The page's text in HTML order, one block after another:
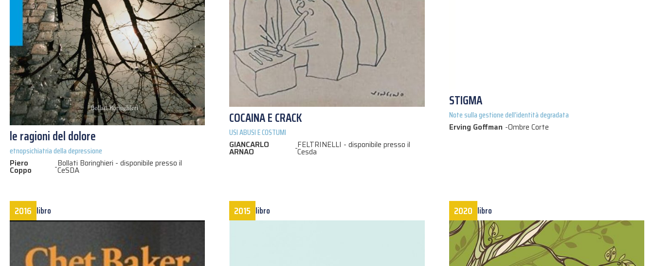
le ragioni del dolore
etnopsichiatria della depressione
Piero
Coppo -Bollati Boringhieri - disponibile presso il
CeSDA
COCAINA E CRACK
USI ABUSI E COSTUMI
GIANCARLO
ARNAO -FELTRINELLI - disponibile presso il
Cesda
STIGMA
Note sulla gestione dell’identità degradata
Erving Goffman -Ombre Corte
2016 libro 2015 libro 2020 libro